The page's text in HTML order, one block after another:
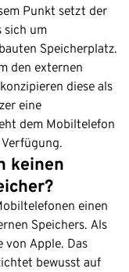
Punkt setzt der
sich um
Speicherplatz.
den externen
diese als
eine
dem Mobiltelefon
keinen
einen
Speichers. Als
von Apple. Das
bewusst auf